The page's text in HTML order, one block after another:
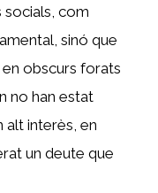
socials, com
sinó que
obscurs forats
no han estat
alt interès, en
un deute que